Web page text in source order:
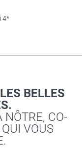
4*
BELLES
NÔTRE, CO-
VOUS